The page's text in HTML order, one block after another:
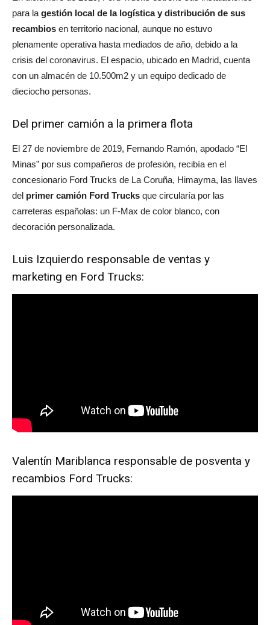
para la gestión local de la logística y distribución de sus
recambios en territorio nacional, aunque no estuvo
plenamente operativa hasta mediados de año, debido a la
crisis del coronavirus. El espacio, ubicado en Madrid, cuenta
con un almacén de 10.500m2 y un equipo dedicado de
dieciocho personas.
Del primer camión a la primera flota
El 27 de noviembre de 2019, Fernando Ramón, apodado “El
Minas” por sus compañeros de profesión, recibía en el
concesionario Ford Trucks de La Coruña, Himayma, las llaves
del primer camión Ford Trucks que circularía por las
carreteras españolas: un F-Max de color blanco, con
decoración personalizada.
Luis Izquierdo responsable de ventas y
marketing en Ford Trucks:
Valentín Mariblanca responsable de posventa y
recambios Ford Trucks: